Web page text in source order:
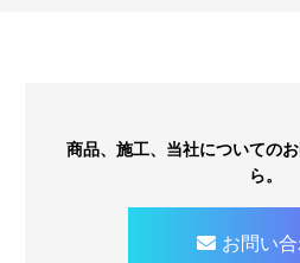
商品、施工、当社についての
ら。
お問い